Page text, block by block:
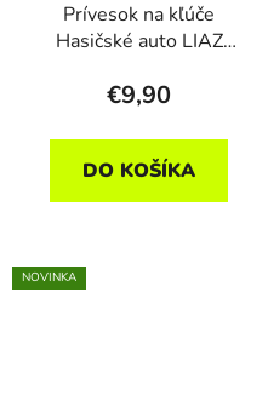
Prívesok na kľúče
Hasičské auto LIAZ
€9,90
DO KOŠÍKA
NOVINKA